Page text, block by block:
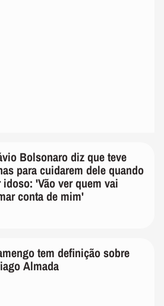
Bolsonaro diz que teve
para cuidarem dele quando
idoso: 'Vão ver quem vai
conta de mim'
tem definição sobre
Almada